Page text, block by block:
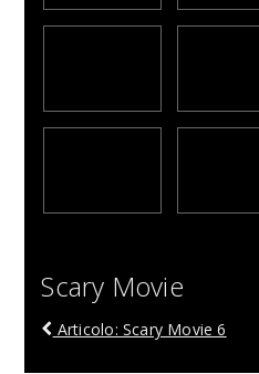
Scary Movie
Articolo: Scary Movie 6